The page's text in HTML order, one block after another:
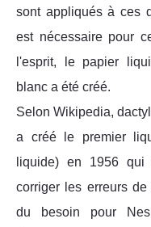
sont appliqués à ces
est nécessaire pour
l'esprit, le papier
blanc a été créé.
Selon Wikipedia,
a créé le premier
liquide) en 1956 qui
corriger les erreurs
du besoin pour